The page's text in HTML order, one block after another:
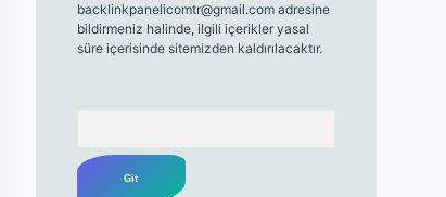
backlinkpanelicomtr@gmail.comadresine
bildirmeniz halinde, ilgili içerikler yasal
süre içerisinde sitemizden kaldırılacaktır.